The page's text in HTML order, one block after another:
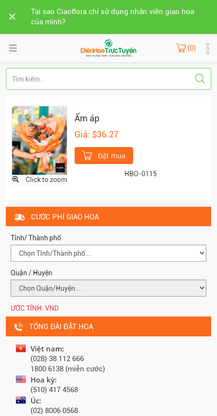
Tại sao Ciaoflora chỉ sử dụng nhân viên giao hoa
của mình?
(0)
Click to zoom
Ấm áp
Giá: $36.27
Đặt mua
HBO-0115
CƯỚC PHÍ GIAO HOA
Tỉnh/ Thành phố
Quận / Huyện
ƯỚC TÍNH: VND
TỔNG ĐÀI ĐẶT HOA
Việt nam:
(028) 38 112 666
1800 6138 (miễn cước)
Hoa kỳ:
(510) 417 4568
Úc:
(02) 8006 0568